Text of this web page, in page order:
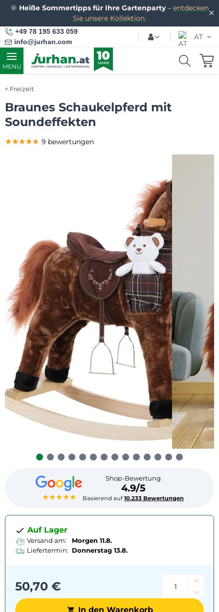
✕
🌞 Heiße Sommertipps für Ihre Gartenparty– entdecken
Sie unsere Kollektion.
+49 78 195 633 059
info@jurhan.com
AT
MENU
Freizeit
Braunes Schaukelpferd mit
Soundeffekten
★★★★★
Shop-Bewertung
4.9/5
Basierend auf10.233 Bewertungen
★★★★★
★★★★★
★★★★★ 9 bewertungen
Auf Lager
Versand am:
Morgen 11.8.
Liefertermin: Donnerstag 13.8.
50,70 €
In den Warenkorb